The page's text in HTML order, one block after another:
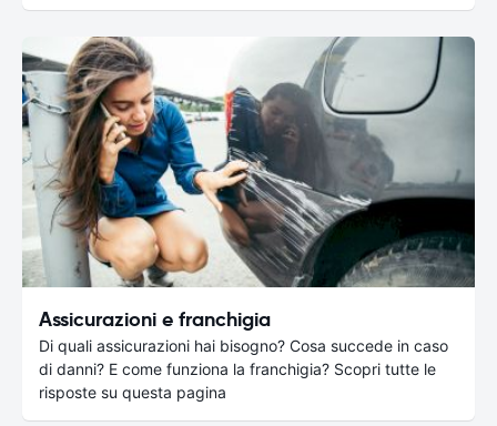
Assicurazioni e franchigia
Di quali assicurazioni hai bisogno? Cosa succede in caso
di danni? E come funziona la franchigia? Scopri tutte le
risposte su questa pagina